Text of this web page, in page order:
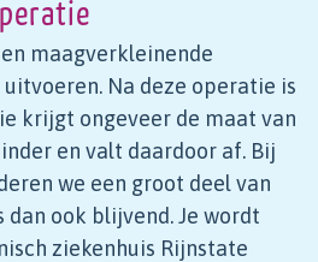
maagverkleinende
Na deze operatie is
krijgt ongeveer de maat van
en valt daardoor af. Bij
we een groot deel van
dan ook blijvend. Je wordt
ziekenhuis Rijnstate